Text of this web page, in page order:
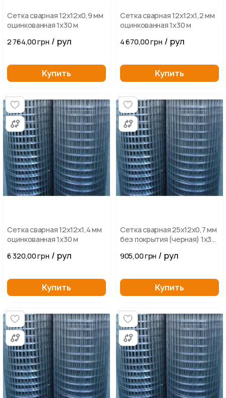
Сетка сварная 12х12х0,9 мм
оцинкованная 1х30 м
2 764,00 грн / рул
Купить
Сетка сварная 12х12х1,2 мм
оцинкованная 1х30 м
4 670,00 грн / рул
Купить
Сетка сварная 12х12х1,4 мм
оцинкованная 1х30 м
6 320,00 грн / рул
Купить
Сетка сварная 25х12х0,7 мм
без покрытия (черная) 1х30
905,00 грн / рул
Купить